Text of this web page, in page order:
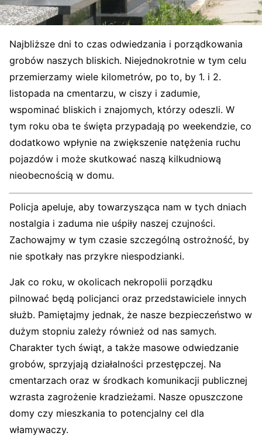
Najbliższe dni to czas odwiedzania i porządkowania
grobów naszych bliskich. Niejednokrotnie w tym celu
przemierzamy wiele kilometrów, po to, by 1. i 2.
listopada na cmentarzu, w ciszy i zadumie,
wspominać bliskich i znajomych, którzy odeszli. W
tym roku oba te święta przypadają po weekendzie, co
dodatkowo wpłynie na zwiększenie natężenia ruchu
pojazdów i może skutkować naszą kilkudniową
nieobecnością w domu.
Policja apeluje, aby towarzysząca nam w tych dniach
nostalgia i zaduma nie uśpiły naszej czujności.
Zachowajmy w tym czasie szczególną ostrożność, by
nie spotkały nas przykre niespodzianki.
Jak co roku, w okolicach nekropolii porządku
pilnować będą policjanci oraz przedstawiciele innych
służb. Pamiętajmy jednak, że nasze bezpieczeństwo w
dużym stopniu zależy również od nas samych.
Charakter tych świąt, a także masowe odwiedzanie
grobów, sprzyjają działalności przestępczej. Na
cmentarzach oraz w środkach komunikacji publicznej
wzrasta zagrożenie kradzieżami. Nasze opuszczone
domy czy mieszkania to potencjalny cel dla
włamywaczy.